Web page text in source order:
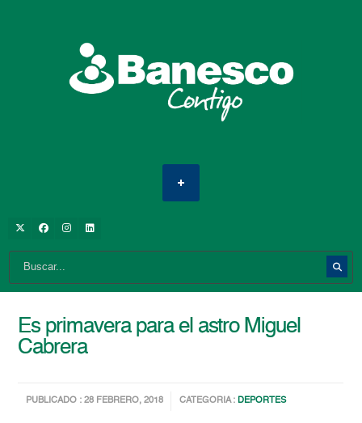
Es primavera para el astro Miguel
Cabrera
PUBLICADO : 28 FEBRERO, 2018 CATEGORIA :DEPORTES